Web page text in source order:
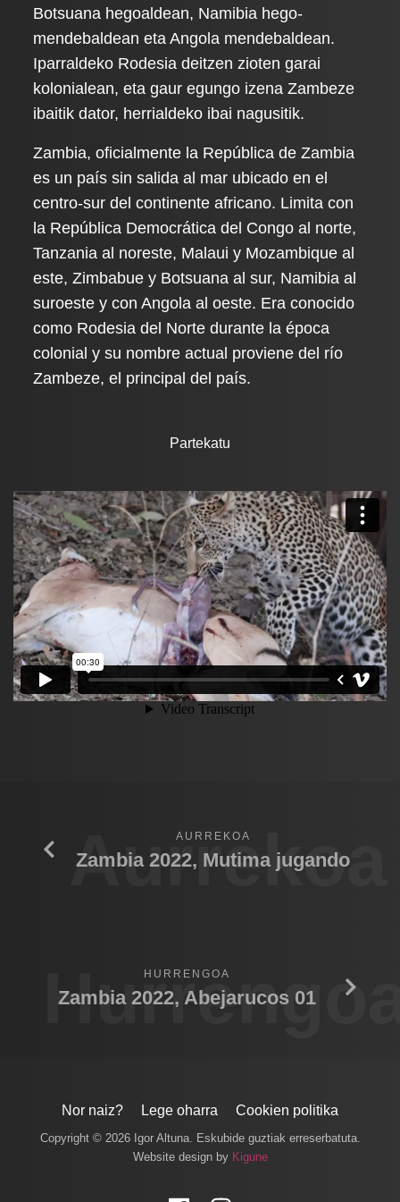
Botsuana hegoaldean, Namibia hego-
mendebaldean eta Angola mendebaldean.
Iparraldeko Rodesia deitzen zioten garai
kolonialean, eta gaur egungo izena Zambeze
ibaitik dator, herrialdeko ibai nagusitik.
Zambia, oficialmente la República de Zambia
es un país sin salida al mar ubicado en el
centro-sur del continente africano. Limita con
la República Democrática del Congo al norte,
Tanzania al noreste, Malaui y Mozambique al
este, Zimbabue y Botsuana al sur, Namibia al
suroeste y con Angola al oeste. Era conocido
como Rodesia del Norte durante la época
colonial y su nombre actual proviene del río
Zambeze, el principal del país.
Partekatu
Aurrekoa
AURREKOA
Zambia 2022, Mutima jugando
HURRENGOA
Zambia 2022, Abejarucos 01
Nor naiz? Lege oharra Cookien politika
Copyright © 2026 Igor Altuna. Eskubide guztiak erreserbatuta.
Website design by Kigune